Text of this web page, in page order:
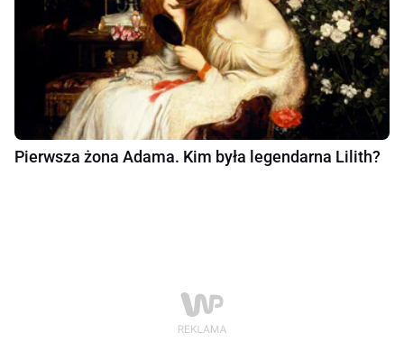
Pierwsza żona Adama. Kim była legendarna Lilith?